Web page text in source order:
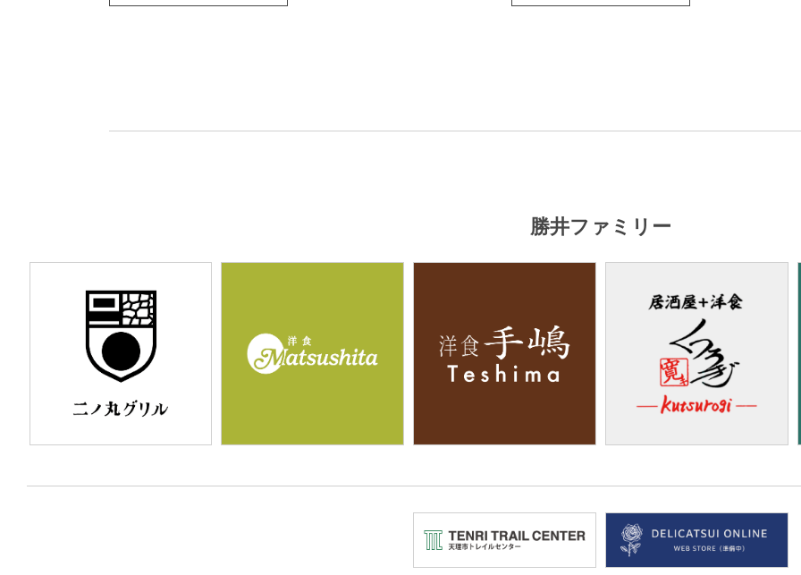
勝井ファミリー